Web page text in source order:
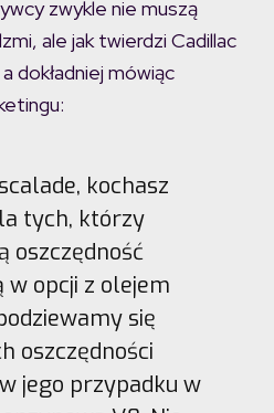
zwykle nie muszą
ale jak twierdzi Cadillac
dokładniej mówiąc
kochasz
tych, którzy
oszczędność
w opcji z olejem
się
oszczędności
jego przypadku w